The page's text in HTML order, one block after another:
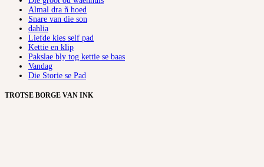
Almal dra ñ hoed
Snare van die son
dahlia
Liefde kies self pad
Kettie en klip
Pakslae bly tog kettie se baas
Vandag
Die Storie se Pad
TROTSE BORGE VAN INK